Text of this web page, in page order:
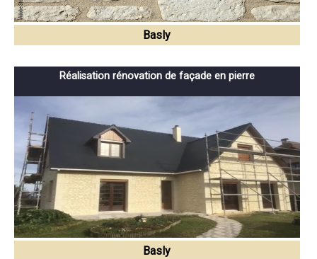
Basly
Réalisation rénovation de façade en pierre
Basly